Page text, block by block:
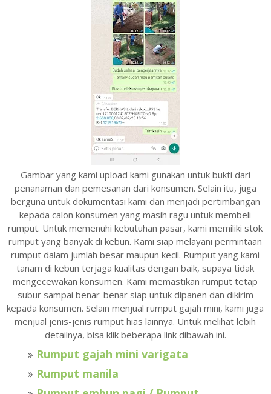
Gambar yang kami upload kami gunakan untuk bukti dari
penanaman dan pemesanan dari konsumen. Selain itu, juga
berguna untuk dokumentasi kami dan menjadi pertimbangan
kepada calon konsumen yang masih ragu untuk membeli
rumput. Untuk memenuhi kebutuhan pasar, kami memiliki stok
rumput yang banyak di kebun. Kami siap melayani permintaan
rumput dalam jumlah besar maupun kecil. Rumput yang kami
tanam di kebun terjaga kualitas dengan baik, supaya tidak
mengecewakan konsumen. Kami memastikan rumput tetap
subur sampai benar-benar siap untuk dipanen dan dikirim
kepada konsumen. Selain menjual rumput gajah mini, kami juga
menjual jenis-jenis rumput hias lainnya. Untuk melihat lebih
detailnya, bisa klik beberapa link dibawah ini.
Rumput gajah mini varigata
Rumput manila